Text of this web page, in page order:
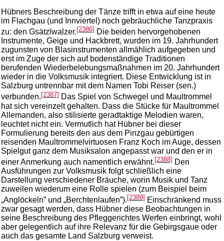
Hübners Beschreibung der Tänze trifft in etwa auf eine heute
im Flachgau (und Innviertel) noch gebräuchliche Tanzpraxis
zu: den Gsätzlwalzer. [2386] Die beiden hervorgehobenen
Instrumente, Geige und Hackbrett, wurden im 19. Jahrhundert
zugunsten von Blasinstrumenten allmählich aufgegeben und
erst im Zuge der sich auf bodenständige Traditionen
berufenden Wiederbelebungsmaßnahmen im 20. Jahrhundert
wieder in die Volksmusik integriert. Diese Entwicklung ist in
Salzburg untrennbar mit dem Namen Tobi Reiser (sen.)
verbunden.[2387] Das Spiel von Schwegel und Maultrommel
hat sich vereinzelt gehalten. Dass die Stücke für Maultrommel
Allemanden, also stilisierte geradtaktige Melodien waren,
leuchtet nicht ein. Vermutlich hat Hübner bei dieser
Formulierung bereits den aus dem Pinzgau gebürtigen
reisenden Maultrommelvirtuosen Franz Koch im Auge, dessen
Spielgut ganz dem Musiksalon angepasst war und den er in
einer Anmerkung auch namentlich erwähnt.[2388] Den
Ausführungen zur Volksmusik folgt schließlich eine
Darstellung verschiedener Bräuche, worin Musik und Tanz
zuweilen wiederum eine Rolle spielen (zum Beispiel beim
„Anglöckeln” und „Berchtenlaufen”). [2389] Einschränkend muss
zwar gesagt werden, dass Hübner diese Beobachtungen in
seine Beschreibung des Pfleggerichtes Werfen einbringt, wohl
aber gelegentlich auf ihre Relevanz für die Gebirgsgaue oder
auch das gesamte Land Salzburg verweist.